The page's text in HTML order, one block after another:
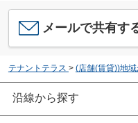
メールで共有す
テナントテラス > (店舗(賃貸))地
沿線から探す